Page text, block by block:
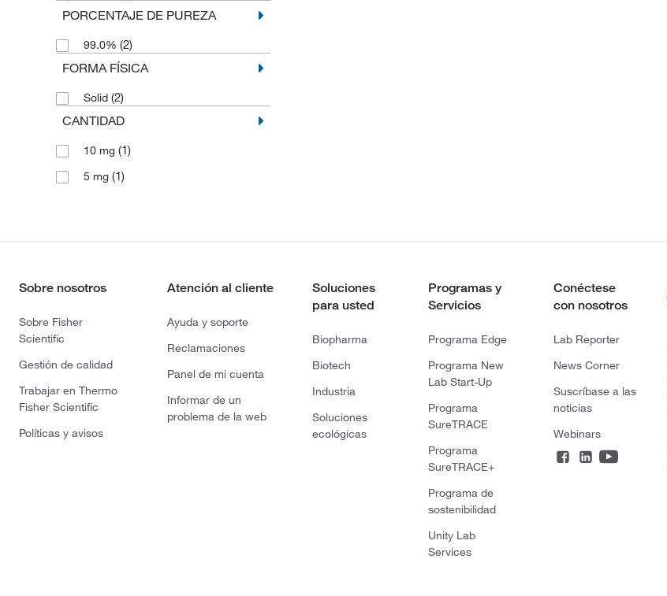
PORCENTAJE DE PUREZA
99.0% (2)
FORMA FÍSICA
Solid (2)
CANTIDAD
10 mg (1)
5 mg (1)
Sobre nosotros
Sobre Fisher
Scientific
Gestión de calidad
Trabajar en Thermo
Fisher Scientific
Políticas y avisos
Atención al cliente
Ayuda y soporte
Reclamaciones
Panel de mi cuenta
Informar de un
problema de la web
Soluciones
para usted
Biopharma
Biotech
Industria
Soluciones
ecológicas
Programas y
Servicios
Programa Edge
Programa New
Lab Start-Up
Programa
SureTRACE
Programa
SureTRACE+
Programa de
sostenibilidad
Unity Lab
Services
Conéctese
con nosotros
Lab Reporter
News Corner
Suscríbase a las
noticias
Webinars